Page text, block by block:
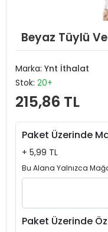
Beyaz Tüylü
Marka: Ynt İthalat
Stok: 20+
215,86 TL
Paket Üzerinde
+ 5,99 TL
Bu Alana Yalnızca
Paket Üzerinde